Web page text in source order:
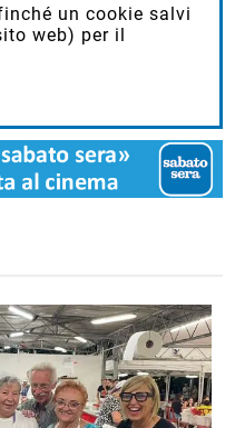
un cookie salvi
web) per il